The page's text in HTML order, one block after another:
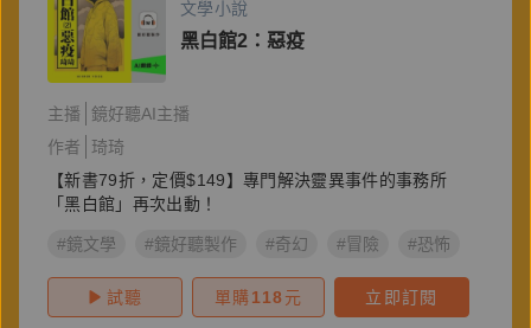
文學小說
黑白館2：惡疫
主播
鏡好聽AI主播
作者
琦琦
【新書79折，定價$149】專門解決靈異事件的事務所
「黑白館」再次出動！
#鏡文學 #鏡好聽製作 #奇幻 #冒險 #恐怖
試聽 單購118元 立即訂閱